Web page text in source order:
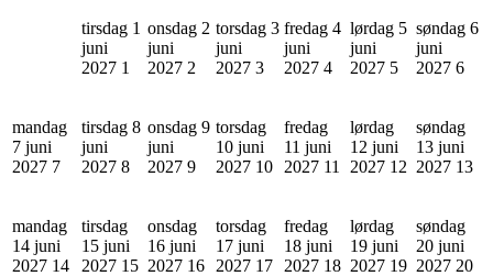
tirsdag 1
juni
2027 1
onsdag 2
juni
2027 2
torsdag 3
juni
2027 3
fredag 4
juni
2027 4
lørdag 5
juni
2027 5
søndag 6
juni
2027 6
mandag
7 juni
2027 7
tirsdag 8
juni
2027 8
onsdag 9
juni
2027 9
torsdag
10 juni
2027 10
fredag
11 juni
2027 11
lørdag
12 juni
2027 12
søndag
13 juni
2027 13
mandag
14 juni
2027 14
tirsdag
15 juni
2027 15
onsdag
16 juni
2027 16
torsdag
17 juni
2027 17
fredag
18 juni
2027 18
lørdag
19 juni
2027 19
søndag
20 juni
2027 20